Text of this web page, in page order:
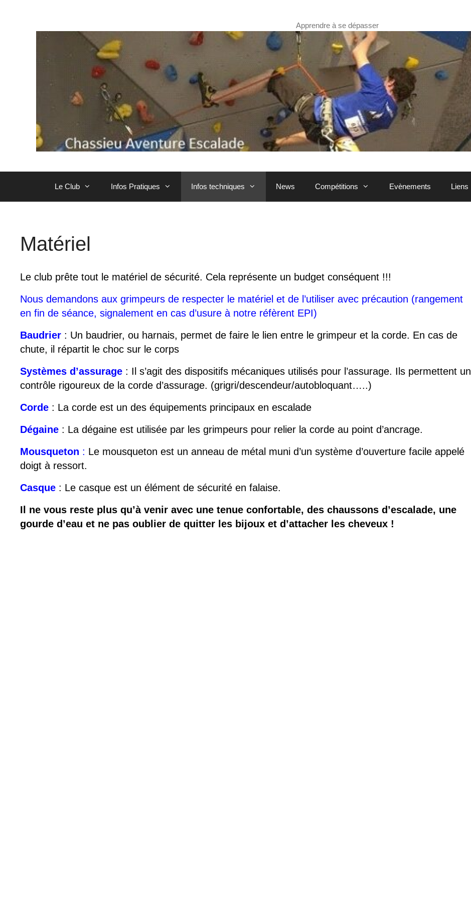
Apprendre à se dépasser
Le Club Infos Pratiques Infos techniques News Compétitions Evènements Liens
Matériel
Le club prête tout le matériel de sécurité. Cela représente un budget conséquent !!!
Nous demandons aux grimpeurs de respecter le matériel et de l’utiliser avec précaution (rangement
en fin de séance, signalement en cas d’usure à notre réfèrent EPI)
Baudrier : Un baudrier, ou harnais, permet de faire le lien entre le grimpeur et la corde. En cas de
chute, il répartit le choc sur le corps
Systèmes d’assurage : Il s’agit des dispositifs mécaniques utilisés pour l’assurage. Ils permettent un
contrôle rigoureux de la corde d’assurage. (grigri/descendeur/autobloquant…..)
Corde : La corde est un des équipements principaux en escalade
Dégaine : La dégaine est utilisée par les grimpeurs pour relier la corde au point d’ancrage.
Mousqueton : Le mousqueton est un anneau de métal muni d’un système d’ouverture facile appelé
doigt à ressort.
Casque : Le casque est un élément de sécurité en falaise.
Il ne vous reste plus qu’à venir avec une tenue confortable, des chaussons d’escalade, une
gourde d’eau et ne pas oublier de quitter les bijoux et d’attacher les cheveux !